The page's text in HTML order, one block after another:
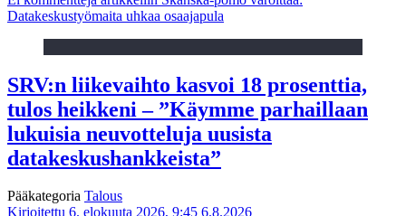
Datakeskustyömaita uhkaa osaajapula
SRV:n liikevaihto kasvoi 18 prosenttia,
tulos heikkeni – ”Käymme parhaillaan
lukuisia neuvotteluja uusista
datakeskushankkeista”
Pääkategoria Talous
Kirjoitettu 6. elokuuta 2026, 9:45 6.8.2026